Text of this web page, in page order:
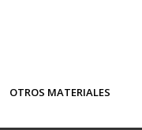
OTROS MATERIALES